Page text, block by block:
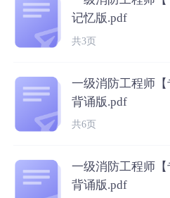
记忆版.pdf
共3页
一级消防工程师【
背诵版.pdf
共6页
一级消防工程师【
背诵版.pdf